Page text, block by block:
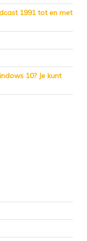
1991 tot en met
10? Je kunt